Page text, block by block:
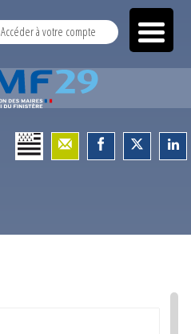
Accéder à votre compte